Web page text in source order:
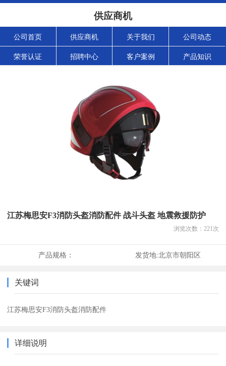
供应商机
公司首页 供应商机 关于我们 公司动态
荣誉认证 招聘中心 客户案例 产品知识
江苏梅思安F3消防头盔消防配件 战斗头盔 地震救援防护
浏览次数： 221次
产品规格： 发货地:北京市朝阳区
关键词
江苏梅思安F3消防头盔消防配件
详细说明